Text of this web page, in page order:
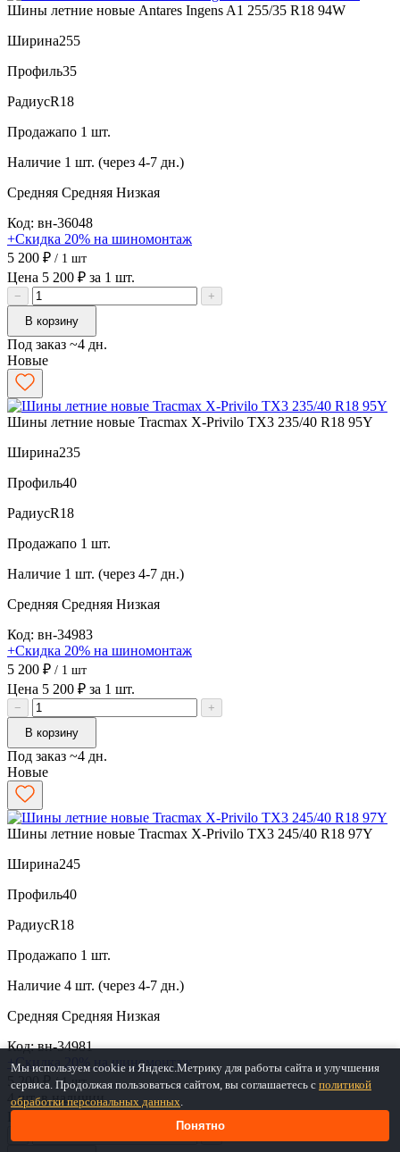
Шины летние новые Antares Ingens A1 255/35 R18 94W
Ширина255
Профиль35
РадиусR18
Продажапо 1 шт.
Наличие 1 шт. (через 4-7 дн.)
Средняя Средняя Низкая
Код: вн-36048
+Скидка 20% на шиномонтаж
5 200 ₽ / 1 шт
Цена 5 200 ₽ за 1 шт.
−
+
В корзину
Под заказ ~4 дн.
Новые
Шины летние новые Tracmax X-Privilo TX3 235/40 R18 95Y
Ширина235
Профиль40
РадиусR18
Продажапо 1 шт.
Наличие 1 шт. (через 4-7 дн.)
Средняя Средняя Низкая
Код: вн-34983
+Скидка 20% на шиномонтаж
5 200 ₽ / 1 шт
Цена 5 200 ₽ за 1 шт.
−
+
В корзину
Под заказ ~4 дн.
Новые
Шины летние новые Tracmax X-Privilo TX3 245/40 R18 97Y
Ширина245
Профиль40
РадиусR18
Продажапо 1 шт.
Наличие 4 шт. (через 4-7 дн.)
Средняя Средняя Низкая
Код: вн-34981
+Скидка 20% на шиномонтаж
5 200 ₽ / 1 шт
4 шт. в наличии
Цена 5 200 ₽ за 1 шт.
Мы используем cookie и Яндекс.Метрику для работы сайта и улучшения
сервиса. Продолжая пользоваться сайтом, вы соглашаетесь с политикой
обработки персональных данных.
Понятно